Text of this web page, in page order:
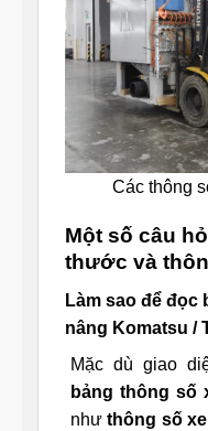
Các thông
Một số câu
thước và
Làm sao để đọc
nâng Komatsu /
Mặc dù giao
bảng thông số
nhưthông số